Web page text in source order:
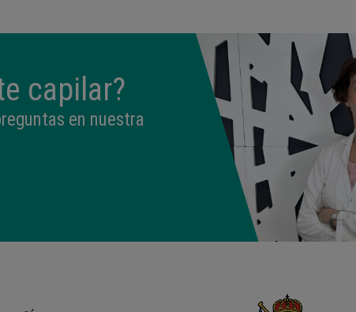
capilar?
en nuestra